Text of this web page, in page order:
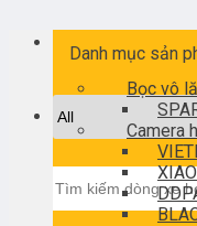
kiếm:
Danh mục sản
Bọc vô
Camera